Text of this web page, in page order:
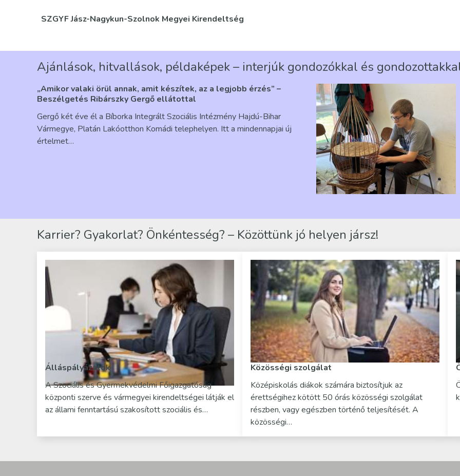
SZGYF Jász-Nagykun-Szolnok Megyei Kirendeltség
Ajánlások, hitvallások, példaképek – interjúk gondozókkal és
„Amikor valaki örül annak, amit készítek, az a legjobb érzés” –
Beszélgetés Ribárszky Gergő ellátottal
Gergő két éve él a Bíborka Integrált Szociális Intézmény Hajdú-Bihar
Vármegye, Platán Lakóotthon Komádi telephelyen. Itt a mindennapjai új
értelmet…
Karrier? Gyakorlat? Önkéntesség? – Közöttünk jó helyen jársz!
Álláspályázatok
A Szociális és Gyermekvédelmi Főigazgatóság
központi szerve és vármegyei kirendeltségei látják el
az állami fenntartású szakosított szociális és…
Közösségi szolgálat
Középiskolás diákok számára biztosítjuk az
érettségihez kötött 50 órás közösségi szolgálat
részben, vagy egészben történő teljesítését. A
közösségi…